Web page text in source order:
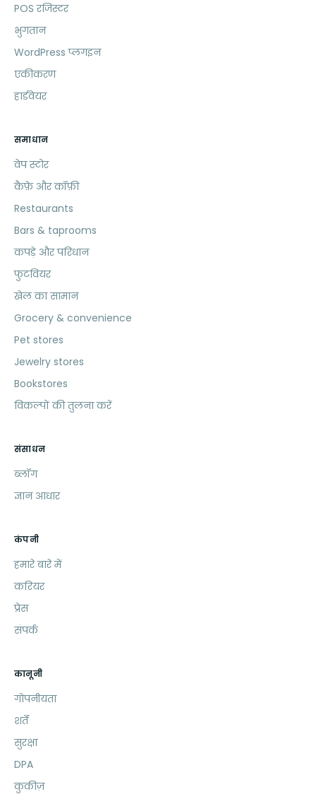
POS रजिस्टर
भुगतान
WordPress प्लगइन
एकीकरण
हार्डवेयर
समाधान
वेप स्टोर
कैफ़े और कॉफ़ी
Restaurants
Bars & taprooms
कपड़े और परिधान
फुटवियर
खेल का सामान
Grocery & convenience
Pet stores
Jewelry stores
Bookstores
विकल्पों की तुलना करें
संसाधन
ब्लॉग
ज्ञान आधार
कंपनी
हमारे बारे में
करियर
प्रेस
संपर्क
कानूनी
गोपनीयता
शर्तें
सुरक्षा
DPA
कुकीज़